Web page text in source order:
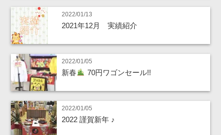
2022/01/13
2021年12月 実績紹介
2022/01/05
新春 70円ワゴンセール!!
2022/01/05
2022 謹賀新年 ♪